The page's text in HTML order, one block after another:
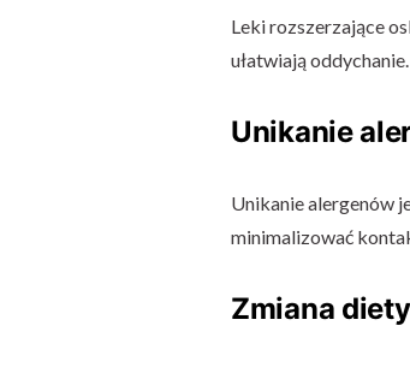
Leki rozszerzające
ułatwiają
Unikanie
Unikanie alergenów
minimalizować
Zmiana diety